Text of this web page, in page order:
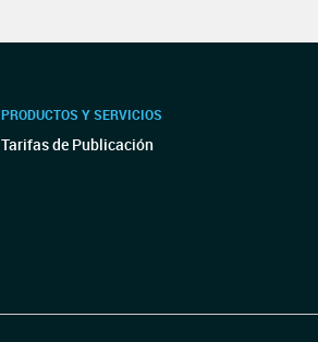
PRODUCTOS Y SERVICIOS
Tarifas de Publicación